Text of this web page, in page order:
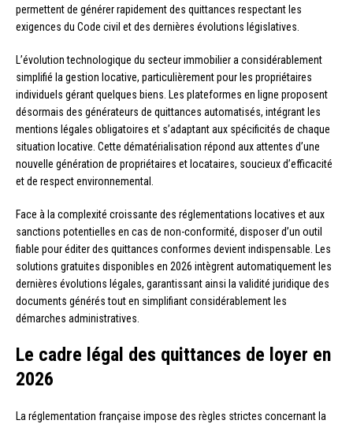
permettent de générer rapidement des quittances respectant les
exigences du Code civil et des dernières évolutions législatives.
L’évolution technologique du secteur immobilier a considérablement
simplifié la gestion locative, particulièrement pour les propriétaires
individuels gérant quelques biens. Les plateformes en ligne proposent
désormais des générateurs de quittances automatisés, intégrant les
mentions légales obligatoires et s’adaptant aux spécificités de chaque
situation locative. Cette dématérialisation répond aux attentes d’une
nouvelle génération de propriétaires et locataires, soucieux d’efficacité
et de respect environnemental.
Face à la complexité croissante des réglementations locatives et aux
sanctions potentielles en cas de non-conformité, disposer d’un outil
fiable pour éditer des quittances conformes devient indispensable. Les
solutions gratuites disponibles en 2026 intègrent automatiquement les
dernières évolutions légales, garantissant ainsi la validité juridique des
documents générés tout en simplifiant considérablement les
démarches administratives.
Le cadre légal des quittances de loyer en
2026
La réglementation française impose des règles strictes concernant la